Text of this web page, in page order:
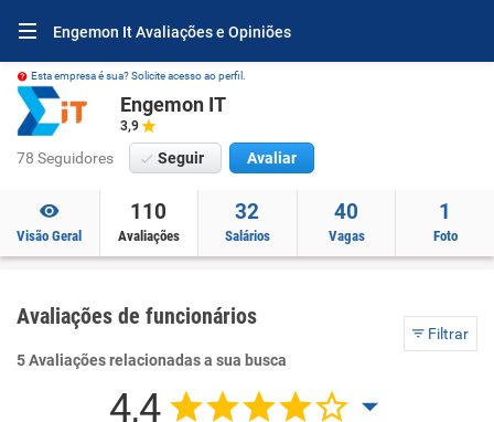
Engemon It Avaliações e Opiniões
Esta empresa é sua? Solicite acesso ao perfil.
Engemon IT
3,9
78 Seguidores Seguir Avaliar
Visão Geral
110
Avaliações
32
Salários
40
Vagas
1
Foto
Avaliações de funcionários
Filtrar
5 Avaliações relacionadas a sua busca
4,4